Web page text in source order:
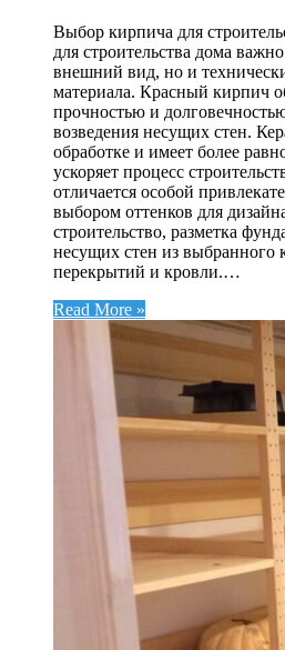
Выбор кирпича для
для строительства дома
внешний вид, но и
материала. Красный кирпич
прочностью и
возведения несущих стен.
обработке и имеет более
ускоряет процесс
отличается особой
выбором оттенков для
строительство, разметка
несущих стен из выбранного
перекрытий и кровли.…
Read More »